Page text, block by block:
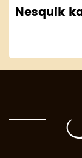
Nesquik